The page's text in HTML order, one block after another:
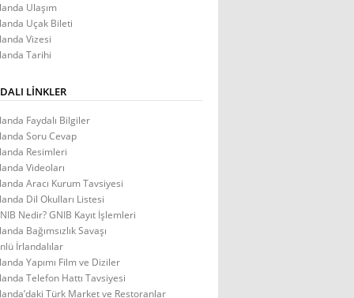
Ulaşım
Uçak Bileti
Vizesi
Tarihi
LINKLER
Faydalı Bilgiler
Soru Cevap
Resimleri
Videoları
Aracı Kurum Tavsiyesi
Dil Okulları Listesi
Nedir? GNIB Kayıt İşlemleri
Bağımsızlık Savaşı
İrlandalılar
Yapımı Film ve Diziler
Telefon Hattı Tavsiyesi
Türk Market ve Restoranlar